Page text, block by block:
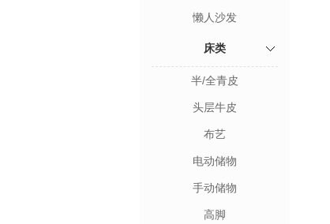
懒人沙发
床类
半/全青皮
头层牛皮
布艺
电动储物
手动储物
高脚